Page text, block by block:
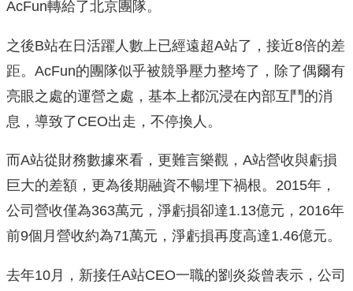
AcFun轉給了北京團隊。
之後B站在日活躍人數上已經遠超A站了，接近8倍的差
距。AcFun的團隊似乎被競爭壓力整垮了，除了偶爾有
亮眼之處的運營之處，基本上都沉浸在內部互鬥的消
息，導致了CEO出走，不停換人。
而A站從財務數據來看，更難言樂觀，A站營收與虧損
巨大的差額，更為後期融資不暢埋下禍根。2015年，
公司營收僅為363萬元，淨虧損卻達1.13億元，2016年
前9個月營收約為71萬元，淨虧損再度高達1.46億元。
去年10月，新接任A站CEO一職的劉炎焱曾表示，公司